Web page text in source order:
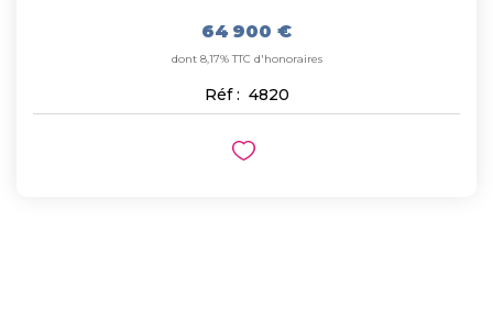
64 900 €
dont 8,17% TTC d'honoraires
Réf : 4820